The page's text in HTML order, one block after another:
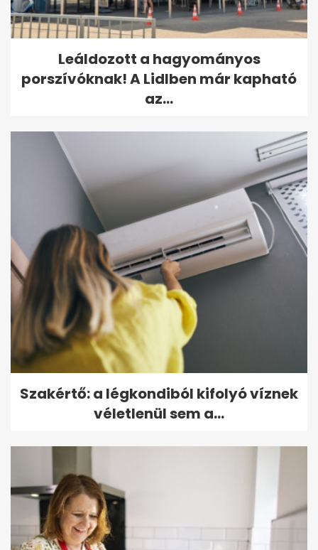
Leáldozott a hagyományos
porszívóknak! A Lidlben már kapható
az...
Szakértő: a légkondiból kifolyó víznek
véletlenül sem a...